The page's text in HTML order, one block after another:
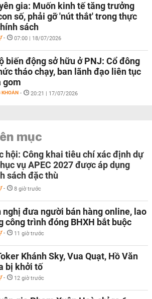
gia: Muốn kinh tế tăng trưởng
số, phải gỡ 'nút thắt' trong thực
sách
- 07:00 | 18/07/2026
biến động sở hữu ở PNJ: Cổ đông
tháo chạy, ban lãnh đạo liên tục
gom
KHOÁN - 20:21 | 17/07/2026
mục
hội: Công khai tiêu chí xác định dự
vụ APEC 2027 được áp dụng
sách đặc thù
- 8 giờ trước
nghị đưa người bán hàng online, lao
công trình đóng BHXH bắt buộc
- 11 giờ trước
Khánh Sky, Vua Quạt, Hồ Văn
bị khởi tố
- 12 giờ trước